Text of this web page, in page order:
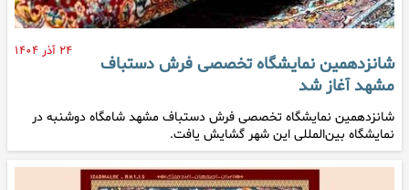
۲۴ آذر ۱۴۰۴
شانزدهمین نمایشگاه تخصصی فرش دستباف
مشهد آغاز شد
شانزدهمین نمایشگاه تخصصی فرش دستباف مشهد شامگاه دوشنبه در
نمایشگاه بین‌المللی این شهر گشایش یافت.